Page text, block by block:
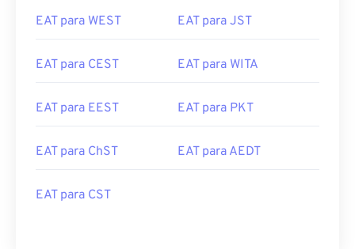
EAT para WEST EAT para JST
EAT para CEST EAT para WITA
EAT para EEST EAT para PKT
EAT para ChST EAT para AEDT
EAT para CST